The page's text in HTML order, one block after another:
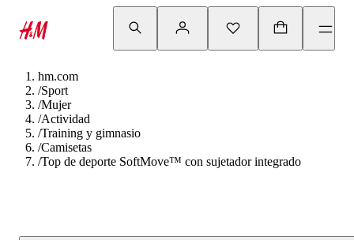
hm.com
/Sport
/Mujer
/Actividad
/Training y gimnasio
/Camisetas
/Top de deporte SoftMove™ con sujetador integrado